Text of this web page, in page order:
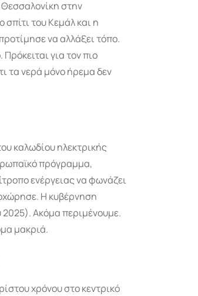
στην
του Κεμάλ και η
να αλλάξει τόπο.
για τον πιο
τα νερά μόνο ήρεμα δεν
καλωδίου ηλεκτρικής
πρόγραμμα,
ενέργειας να φωνάζει
Η κυβέρνηση
Ακόμα περιμένουμε.
μακριά.
χρόνου στο κεντρικό